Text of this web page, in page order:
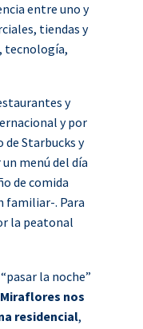
entre uno y
tiendas y
tecnología,
y
y por
Starbucks y
menú del día
de comida
familiar-. Para
la peatonal
la noche”
Miraflores nos
residencial,